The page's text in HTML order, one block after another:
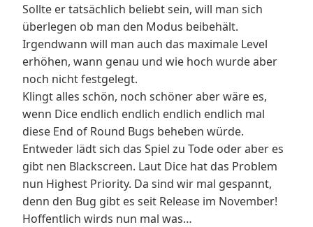
Sollte er tatsächlich beliebt sein, will man sich
überlegen ob man den Modus beibehält.
Irgendwann will man auch das maximale Level
erhöhen, wann genau und wie hoch wurde aber
noch nicht festgelegt.
Klingt alles schön, noch schöner aber wäre es,
wenn Dice endlich endlich endlich endlich mal
diese End of Round Bugs beheben würde.
Entweder lädt sich das Spiel zu Tode oder aber es
gibt nen Blackscreen. Laut Dice hat das Problem
nun Highest Priority. Da sind wir mal gespannt,
denn den Bug gibt es seit Release im November!
Hoffentlich wirds nun mal was…